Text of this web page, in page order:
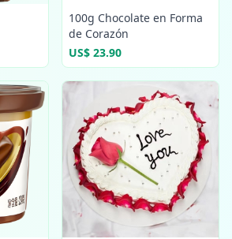
100g Chocolate en Forma
de Corazón
US$ 23.90